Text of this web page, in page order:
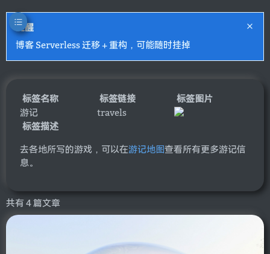
提醒
博客 Serverless 迁移 + 重构，可能随时挂掉
标签名称 标签链接
标签图片
游记
travels
标签描述
去各地所写的游戏，可以在游记地图查看所有更多游记信
息。
共有 4 篇文章